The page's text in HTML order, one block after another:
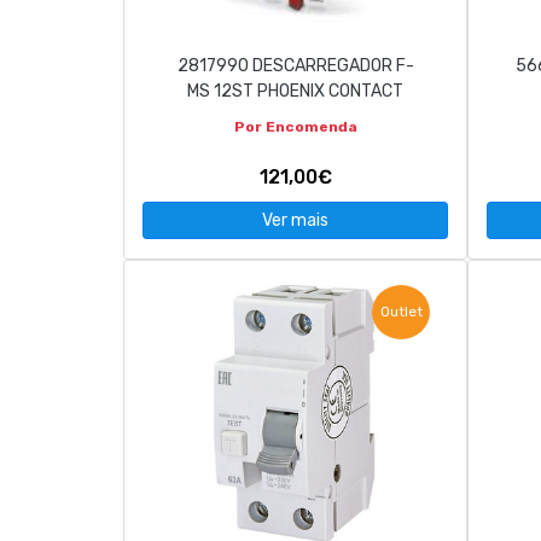
2817990 DESCARREGADOR F-
MS 12ST PHOENIX CONTACT
Por Encomenda
121,00€
Ver mais
Outlet